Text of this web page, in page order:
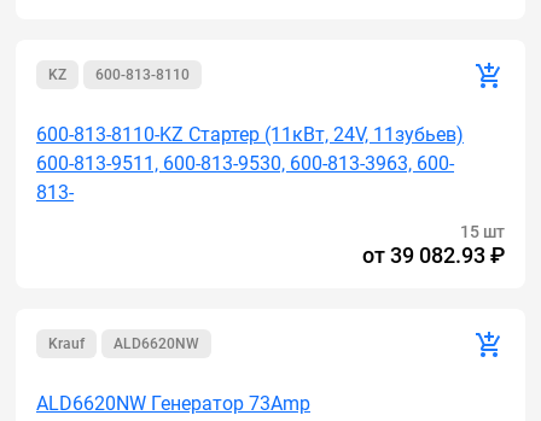
KZ 600-813-8110
600-813-8110-KZ Стартер (11кВт, 24V, 11зубьев)
600-813-9511, 600-813-9530, 600-813-3963, 600-
813-
15 шт
от39 082.93 ₽
Krauf ALD6620NW
ALD6620NW Генератор 73Amp